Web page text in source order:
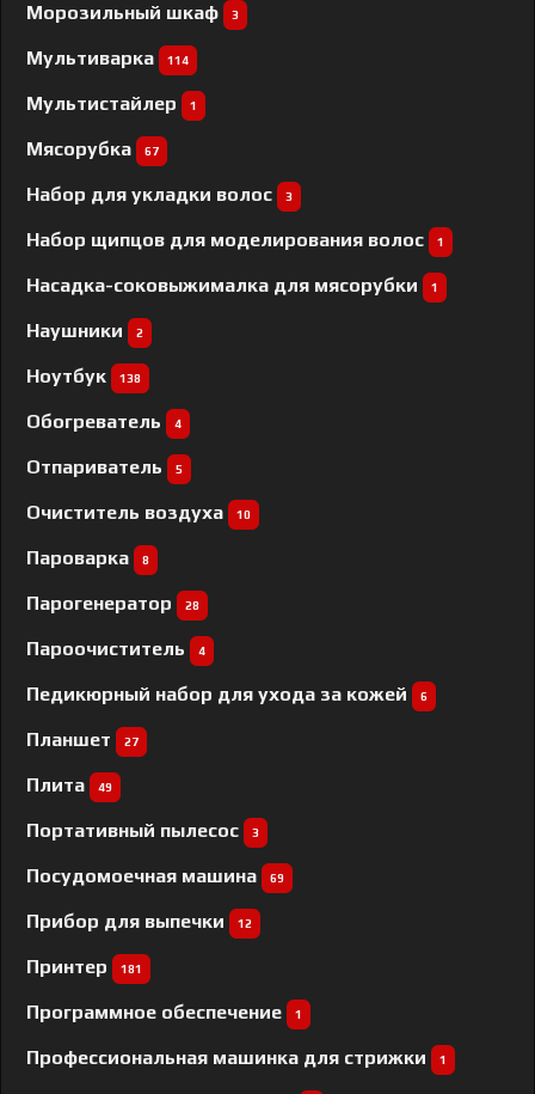
Морозильный шкаф 3
Мультиварка 114
Мультистайлер 1
Мясорубка 67
Набор для укладки волос 3
Набор щипцов для моделирования волос 1
Насадка-соковыжималка для мясорубки 1
Наушники 2
Ноутбук 138
Обогреватель 4
Отпариватель 5
Очиститель воздуха 10
Пароварка 8
Парогенератор 28
Пароочиститель 4
Педикюрный набор для ухода за кожей 6
Планшет 27
Плита 49
Портативный пылесос 3
Посудомоечная машина 69
Прибор для выпечки 12
Принтер 181
Программное обеспечение 1
Профессиональная машинка для стрижки 1